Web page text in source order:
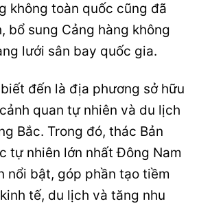
không toàn quốc cũng đã
bổ sung Cảng hàng không
lưới sân bay quốc gia.
đến là địa phương sở hữu
quan tự nhiên và du lịch
Bắc. Trong đó, thác Bản
tự nhiên lớn nhất Đông Nam
nổi bật, góp phần tạo tiềm
tế, du lịch và tăng nhu